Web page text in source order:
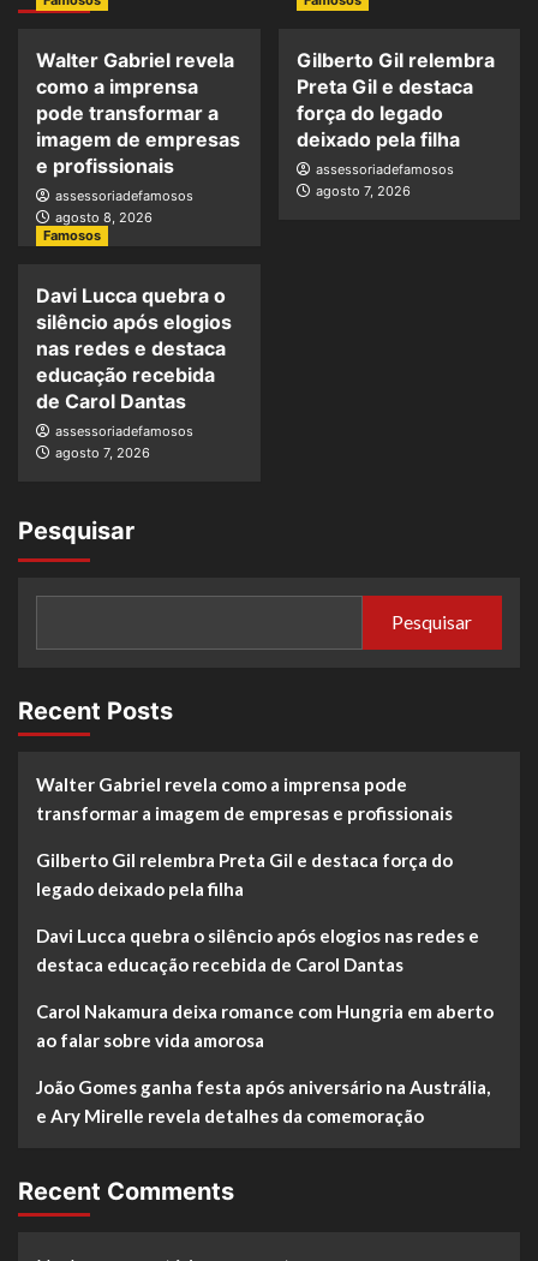
Walter Gabriel revela
como a imprensa
pode transformar a
imagem de empresas
e profissionais
assessoriadefamosos
agosto 8, 2026
Gilberto Gil relembra
Preta Gil e destaca
força do legado
deixado pela filha
assessoriadefamosos
agosto 7, 2026
Famosos
Davi Lucca quebra o
silêncio após elogios
nas redes e destaca
educação recebida
de Carol Dantas
assessoriadefamosos
agosto 7, 2026
Pesquisar
Pesquisar
Recent Posts
Walter Gabriel revela como a imprensa pode
transformar a imagem de empresas e profissionais
Gilberto Gil relembra Preta Gil e destaca força do
legado deixado pela filha
Davi Lucca quebra o silêncio após elogios nas redes e
destaca educação recebida de Carol Dantas
Carol Nakamura deixa romance com Hungria em aberto
ao falar sobre vida amorosa
João Gomes ganha festa após aniversário na Austrália,
e Ary Mirelle revela detalhes da comemoração
Recent Comments